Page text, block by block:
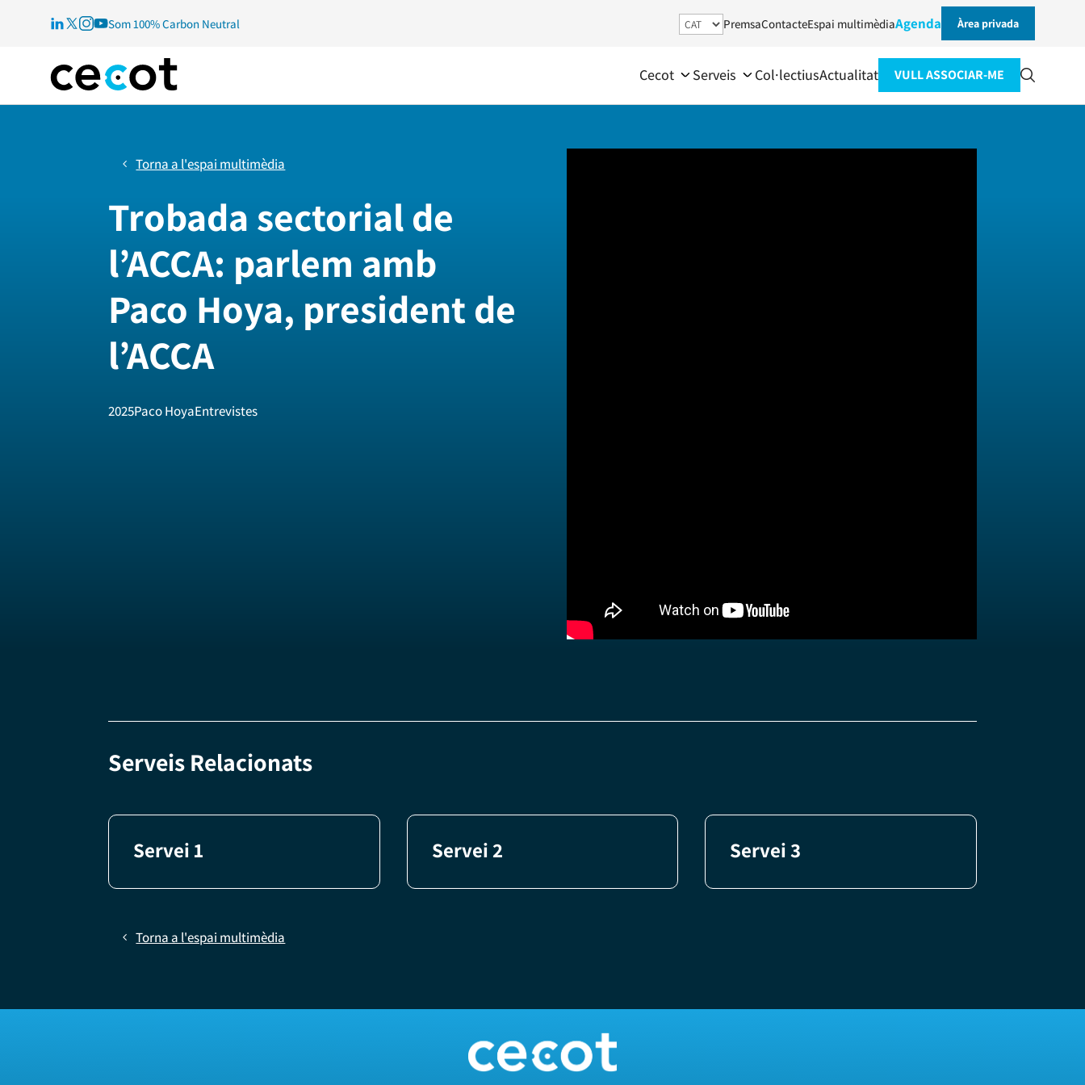
Som 100% Carbon Neutral PremsaContacteEspai multimèdiaAgenda Àrea privada
Cecot Serveis Col·lectiusActualitat VULL ASSOCIAR-ME
Torna a l'espai multimèdia
Trobada sectorial de
l’ACCA: parlem amb
Paco Hoya, president de
l’ACCA
2025Paco HoyaEntrevistes
Serveis Relacionats
Servei 1 Servei 2 Servei 3
Torna a l'espai multimèdia